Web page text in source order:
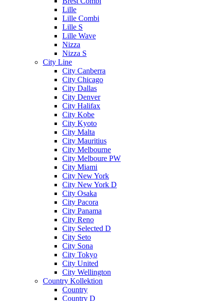
Lille
Lille Combi
Lille S
Lille Wave
Nizza
Nizza S
City Line
City Canberra
City Chicago
City Dallas
City Denver
City Halifax
City Kobe
City Kyoto
City Malta
City Mauritius
City Melbourne
City Melboure PW
City Miami
City New York
City New York D
City Osaka
City Pacora
City Panama
City Reno
City Selected D
City Seto
City Sona
City Tokyo
City United
City Wellington
Country Kollektion
Country
Country D